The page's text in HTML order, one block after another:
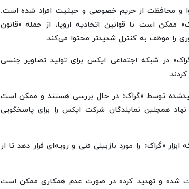
و محافظت از حریم خصوصی و حیثیت افراد شده است.
ممکن است با قوانین اتحادیه اروپا، از جمله «قانون
را موظف به کنترل شدیدتر محتوا می‌کند.
در شبکه اجتماعی ایکس برای تولید تصاویر جنسی
توسط «گراک» در حال بررسی هستند و ممکن است
همچنین نمایندگان شرکت ایکس را برای پاسخگویی
«گراک» را مورد بازبینی فنی و رویه‌ای قرار دهد تا از
خواستار ارائه گزارش اقدامات انجام‌شده ظرف ۷۲ ساعت شده و تهدید کرده در صورت عدم همکاری ممکن است